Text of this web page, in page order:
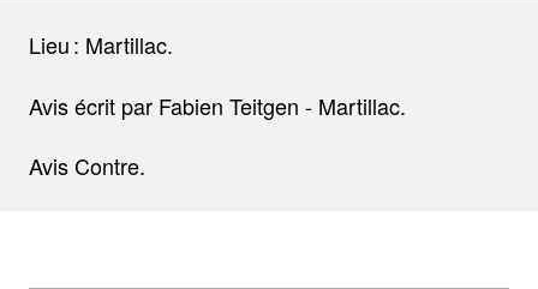
Lieu : Martillac.
Avis écrit par Fabien Teitgen - Martillac.
Avis Contre.